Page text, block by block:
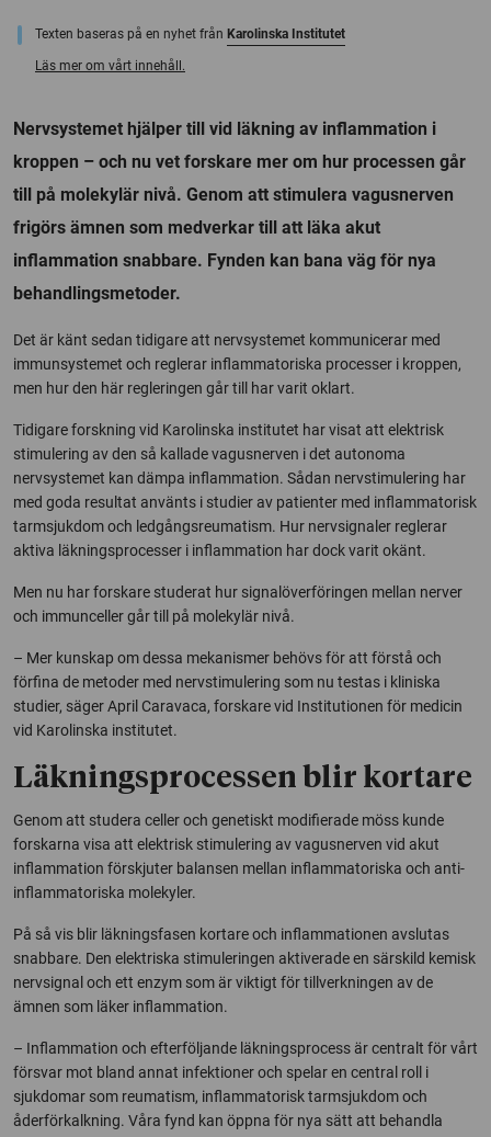
Texten baseras på en nyhet från Karolinska Institutet
Läs mer om vårt innehåll.
Nervsystemet hjälper till vid läkning av inflammation i
kroppen – och nu vet forskare mer om hur processen går
till på molekylär nivå. Genom att stimulera vagusnerven
frigörs ämnen som medverkar till att läka akut
inflammation snabbare. Fynden kan bana väg för nya
behandlingsmetoder.
Det är känt sedan tidigare att nervsystemet kommunicerar med
immunsystemet och reglerar inflammatoriska processer i kroppen,
men hur den här regleringen går till har varit oklart.
Tidigare forskning vid Karolinska institutet har visat att elektrisk
stimulering av den så kallade vagusnerven i det autonoma
nervsystemet kan dämpa inflammation. Sådan nervstimulering har
med goda resultat använts i studier av patienter med inflammatorisk
tarmsjukdom och ledgångsreumatism. Hur nervsignaler reglerar
aktiva läkningsprocesser i inflammation har dock varit okänt.
Men nu har forskare studerat hur signalöverföringen mellan nerver
och immunceller går till på molekylär nivå.
– Mer kunskap om dessa mekanismer behövs för att förstå och
förfina de metoder med nervstimulering som nu testas i kliniska
studier, säger April Caravaca, forskare vid Institutionen för medicin
vid Karolinska institutet.
Läkningsprocessen blir kortare
Genom att studera celler och genetiskt modifierade möss kunde
forskarna visa att elektrisk stimulering av vagusnerven vid akut
inflammation förskjuter balansen mellan inflammatoriska och anti-
inflammatoriska molekyler.
På så vis blir läkningsfasen kortare och inflammationen avslutas
snabbare. Den elektriska stimuleringen aktiverade en särskild kemisk
nervsignal och ett enzym som är viktigt för tillverkningen av de
ämnen som läker inflammation.
– Inflammation och efterföljande läkningsprocess är centralt för vårt
försvar mot bland annat infektioner och spelar en central roll i
sjukdomar som reumatism, inflammatorisk tarmsjukdom och
åderförkalkning. Våra fynd kan öppna för nya sätt att behandla